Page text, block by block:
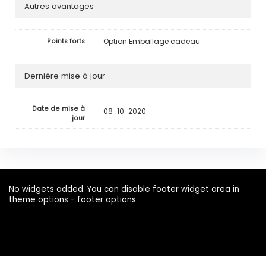
Autres avantages
Points forts Option Emballage cadeau
Dernière mise à jour
Date de mise à
jour
08-10-2020
No widgets added. You can disable footer widget area in
theme options - footer options